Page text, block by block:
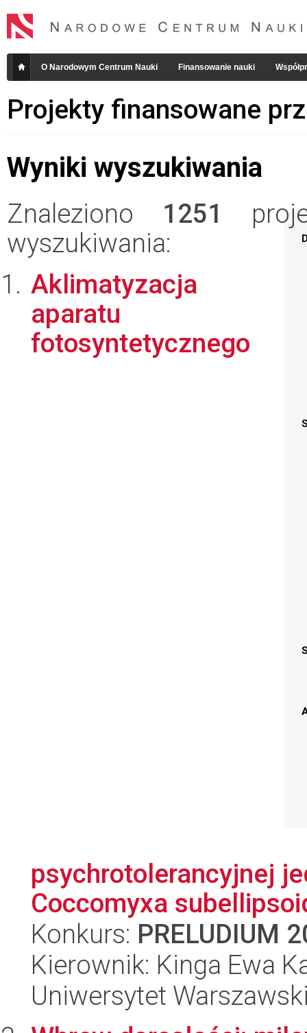
O Narodowym Centrum Nauki Finansowanie nauki
Projekty finansowane
Wyniki wyszukiwania
Znaleziono 1251
wyszukiwania:
Aklimatyzacja
aparatu
fotosyntetycznego
psychrotolerancyjnej
Coccomyxa
Konkurs: PRELUDIUM
Kierownik: Kinga Ewa
Uniwersytet